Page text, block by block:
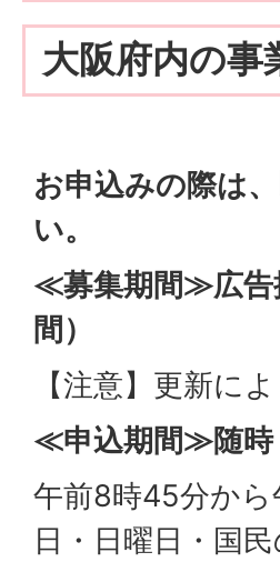
大阪府内の事
お申込みの際は
い。
≪募集期間≫広告
間）
【注意】更新に
≪申込期間≫随時
午前8時45分か
日・日曜日・国民